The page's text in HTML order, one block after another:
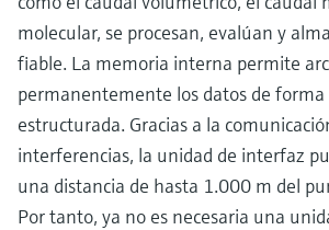
molecular, se procesan, evalúan y
fiable. La memoria interna permite
permanentemente los datos de forma
estructurada. Gracias a la
interferencias, la unidad de interfaz
una distancia de hasta 1.000 m del
Por tanto, ya no es necesaria una